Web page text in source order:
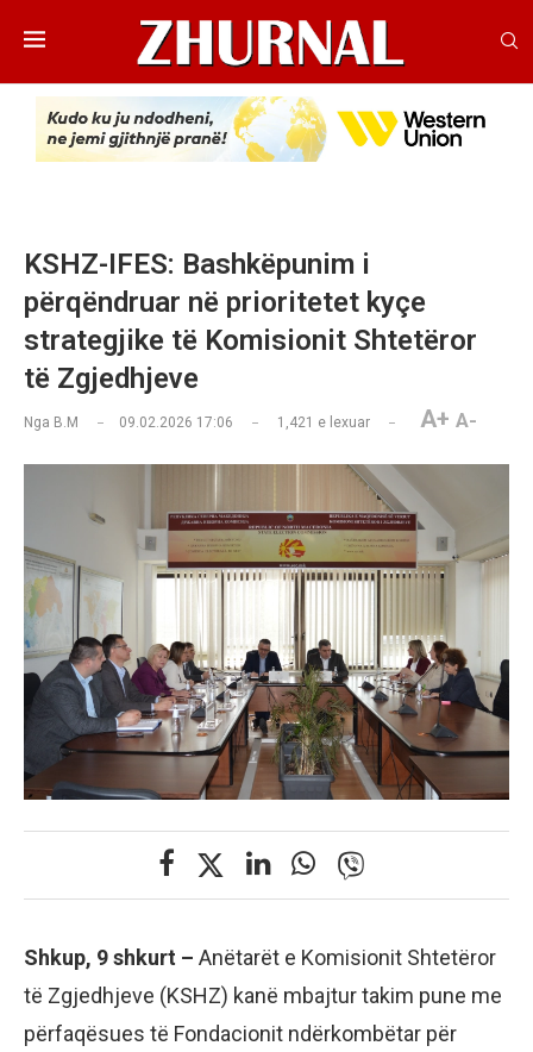
KSHZ-IFES: Bashkëpunim i
përqëndruar në prioritetet kyçe
strategjike të Komisionit Shtetëror
të Zgjedhjeve
Nga B.M 09.02.2026 17:06 1,421 e lexuar A+ A-
Shkup, 9 shkurt – Anëtarët e Komisionit Shtetëror
të Zgjedhjeve (KSHZ) kanë mbajtur takim pune me
përfaqësues të Fondacionit ndërkombëtar për